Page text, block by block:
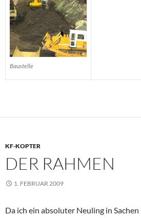
Baustelle
KF-KOPTER
DER RAHMEN
1. FEBRUAR 2009
Da ich ein absoluter Neuling in